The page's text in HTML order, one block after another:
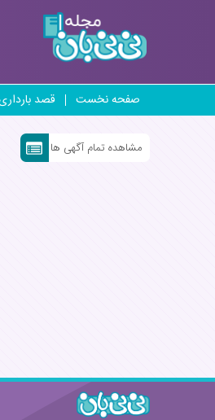
صفحه نخست قصد
مشاهده تمام آگهی ها